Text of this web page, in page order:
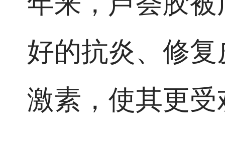
好的抗炎、修
激素，使其更受